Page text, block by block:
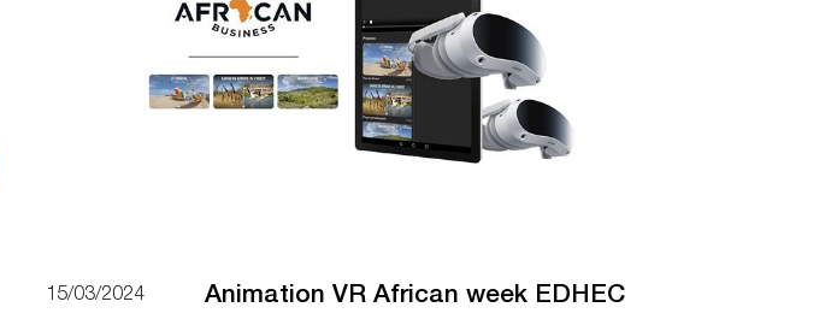
15/03/2024 Animation VR African week EDHEC